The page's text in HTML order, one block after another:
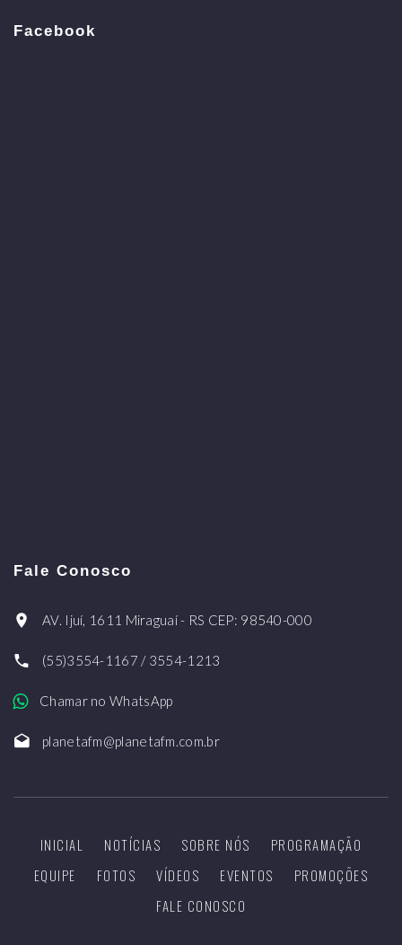
Facebook
Fale Conosco
AV. Ijuí, 1611 Miraguaí - RS CEP: 98540-000
(55)3554-1167 / 3554-1213
Chamar no WhatsApp
planetafm@planetafm.com.br
INICIAL NOTÍCIAS SOBRE NÓS
PROGRAMAÇÃO
EQUIPE
FOTOS VÍDEOS EVENTOS
PROMOÇÕES
FALE CONOSCO